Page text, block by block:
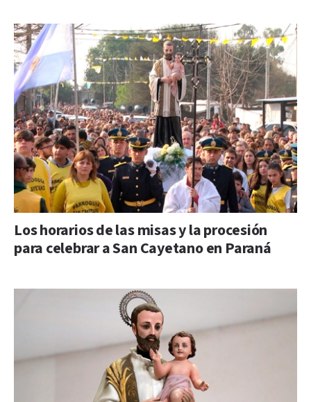
Los horarios de las misas y la procesión
para celebrar a San Cayetano en Paraná